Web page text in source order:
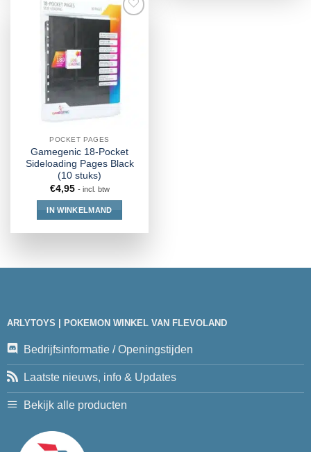
POCKET PAGES
Gamegenic 18-Pocket
Sideloading Pages Black
(10 stuks)
€4,95 - incl. btw
IN WINKELMAND
ARLYTOYS | POKEMON WINKEL VAN FLEVOLAND
Bedrijfsinformatie / Openingstijden
Laatste nieuws, info & Updates
Bekijk alle producten